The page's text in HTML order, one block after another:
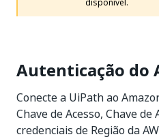
disponível.
Autenticação do
Conecte a UiPath ao
Chave de Acesso, Chave de
credenciais de Região da